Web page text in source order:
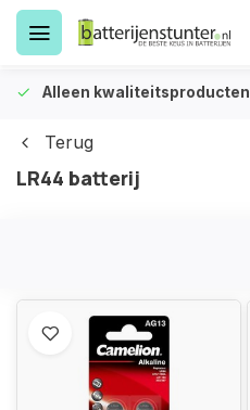
Alleen kwaliteitsproducten
Terug
LR44 batterij